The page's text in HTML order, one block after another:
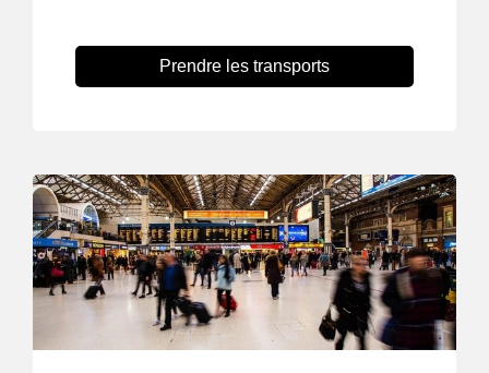
Prendre les transports